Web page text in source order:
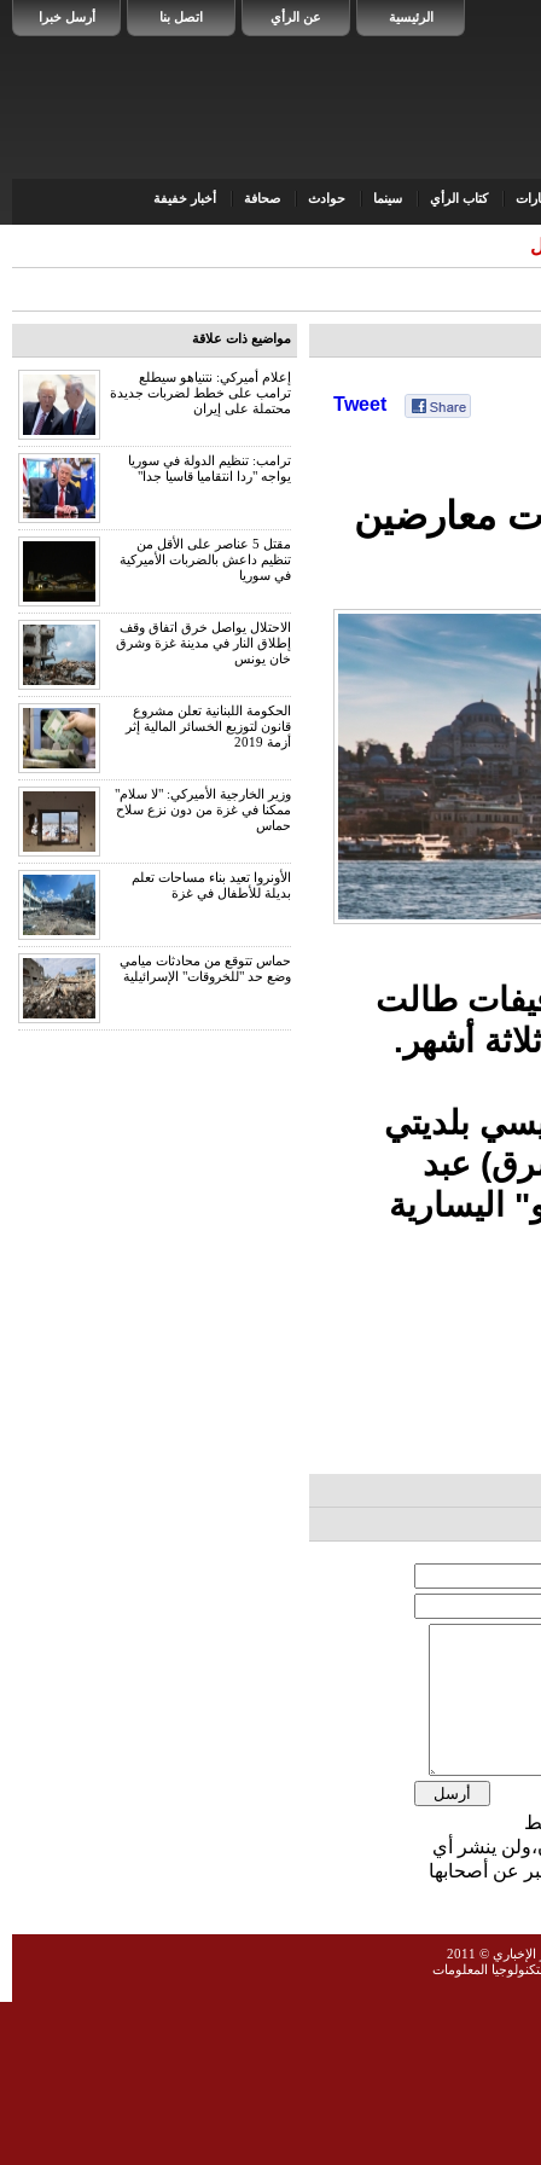
أرسل خبرا اتصل بنا عن الرأي الرئيسية
كتاب الرأي سينما حوادث صحافة أخبار خفيفة
ل
Tweet
معارضين
طالت
أشهر.
بلديتي
عبد
اليسارية
ينشر أي
عن أصحابها
مواضيع ذات علاقة
إعلام أميركي: نتنياهو سيطلع
ترامب على خطط لضربات جديدة
محتملة على إيران
ترامب: تنظيم الدولة في سوريا
يواجه "ردا انتقاميا قاسيا جدا"
مقتل 5 عناصر على الأقل من
تنظيم داعش بالضربات الأميركية
في سوريا
الاحتلال يواصل خرق اتفاق وقف
إطلاق النار في مدينة غزة وشرق
خان يونس
الحكومة اللبنانية تعلن مشروع
قانون لتوزيع الخسائر المالية إثر
أزمة 2019
وزير الخارجية الأميركي: "لا سلام"
ممكنا في غزة من دون نزع سلاح
حماس
الأونروا تعيد بناء مساحات تعلم
بديلة للأطفال في غزة
حماس تتوقع من محادثات ميامي
وضع حد "للخروقات" الإسرائيلية
© 2011
المعلومات